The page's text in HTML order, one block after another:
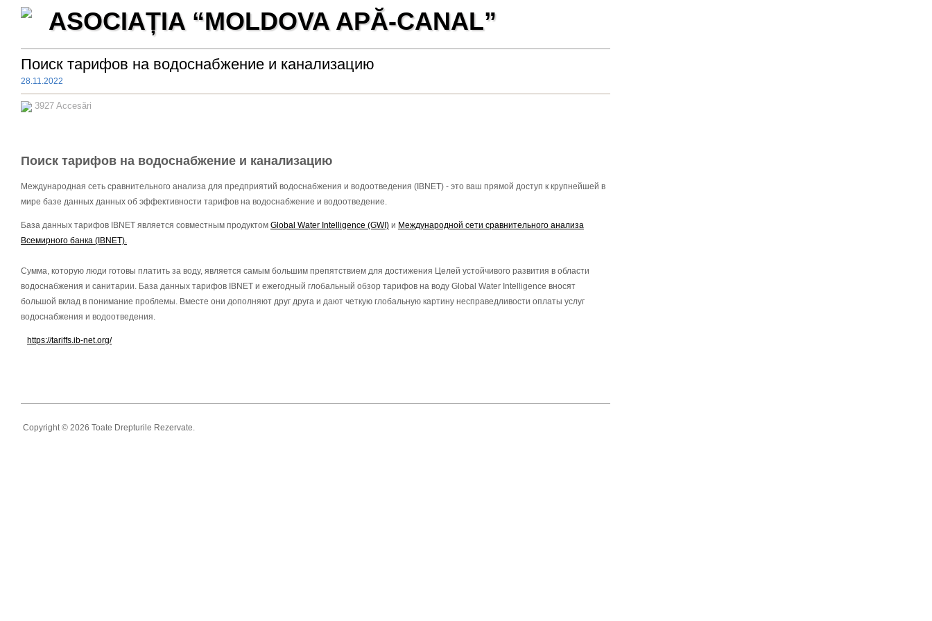
ASOCIAȚIA “MOLDOVA APĂ-CANAL”
Поиск тарифов на водоснабжение и канализацию
28.11.2022
3927 Accesări
Поиск тарифов на водоснабжение и канализацию
Международная сеть сравнительного анализа для предприятий водоснабжения и водоотведения (IBNET) - это ваш прямой доступ к крупнейшей в
мире базе данных данных об эффективности тарифов на водоснабжение и водоотведение.
База данных тарифов IBNET является совместным продуктом Global Water Intelligence (GWI) и Международной сети сравнительного анализа
Всемирного банка (IBNET).
Сумма, которую люди готовы платить за воду, является самым большим препятствием для достижения Целей устойчивого развития в области
водоснабжения и санитарии. База данных тарифов IBNET и ежегодный глобальный обзор тарифов на воду Global Water Intelligence вносят
большой вклад в понимание проблемы. Вместе они дополняют друг друга и дают четкую глобальную картину несправедливости оплаты услуг
водоснабжения и водоотведения.
https://tariffs.ib-net.org/
Copyright © 2026 Toate Drepturile Rezervate.